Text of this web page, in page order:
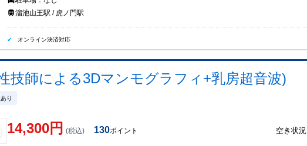
溜池山王駅 / 虎ノ門駅
オンライン決済対応
技師による3Dマンモグラフィ+乳房超音波)
り
14,300円 (税込) 130ポイント 空き状況